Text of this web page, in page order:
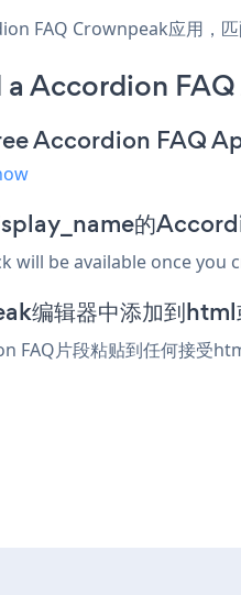
FAQ Crownpeak应用，
a Accordion
Accordion FAQ
的
will be available once you
编辑器中添加到html
FAQ片段粘贴到任何接受